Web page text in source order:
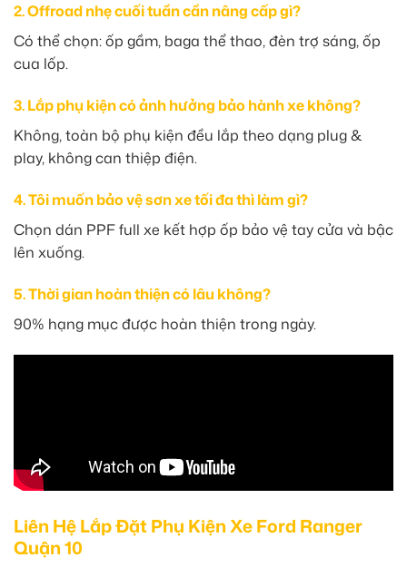
2. Offroad nhẹ cuối tuần cần nâng cấp gì?
Có thể chọn: ốp gầm, baga thể thao, đèn trợ sáng, ốp
cua lốp.
3. Lắp phụ kiện có ảnh hưởng bảo hành xe không?
Không, toàn bộ phụ kiện đều lắp theo dạng plug &
play, không can thiệp điện.
4. Tôi muốn bảo vệ sơn xe tối đa thì làm gì?
Chọn dán PPF full xe kết hợp ốp bảo vệ tay cửa và bậc
lên xuống.
5. Thời gian hoàn thiện có lâu không?
90% hạng mục được hoàn thiện trong ngày.
Liên Hệ Lắp Đặt Phụ Kiện Xe Ford Ranger
Quận 10